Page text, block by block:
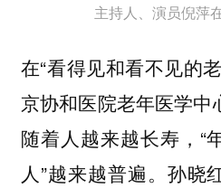
主持人、演员倪萍
在“看得见和看不见的
京协和医院老年医学中
随着人越来越长寿，“
人”越来越普遍。孙晓